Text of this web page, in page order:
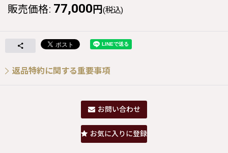
販売価格: 77,000 円 (税込)
返品特約に関する重要事項
お問い合わせ
お気に入りに登録